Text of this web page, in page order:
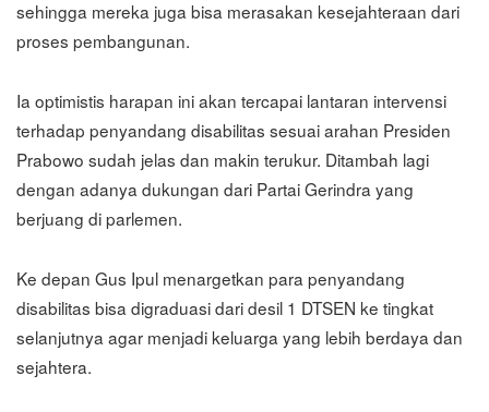
sehingga mereka juga bisa merasakan kesejahteraan dari
proses pembangunan.
Ia optimistis harapan ini akan tercapai lantaran intervensi
terhadap penyandang disabilitas sesuai arahan Presiden
Prabowo sudah jelas dan makin terukur. Ditambah lagi
dengan adanya dukungan dari Partai Gerindra yang
berjuang di parlemen.
Ke depan Gus Ipul menargetkan para penyandang
disabilitas bisa digraduasi dari desil 1 DTSEN ke tingkat
selanjutnya agar menjadi keluarga yang lebih berdaya dan
sejahtera.